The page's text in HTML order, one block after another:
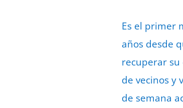
Es el primer
años desde
recuperar
de vecinos y
de semana